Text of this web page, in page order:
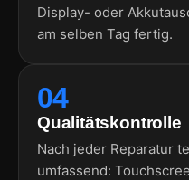
Display- oder
am selben Tag fertig.
04
Qualitätskontrolle
Nach jeder Reparatur
umfassend: